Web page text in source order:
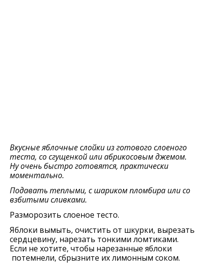
Вкусные яблочные слойки из готового слоеного
теста, со сгущенкой или абрикосовым джемом.
Ну очень быстро готовятся, практически
моментально.
Подавать теплыми, с шариком пломбира или со
взбитыми сливками.
Разморозить слоеное тесто.
Яблоки вымыть, очистить от шкурки, вырезать
сердцевину, нарезать тонкими ломтиками.
Если не хотите, чтобы нарезанные яблоки
потемнели, сбрызните их лимонным соком.